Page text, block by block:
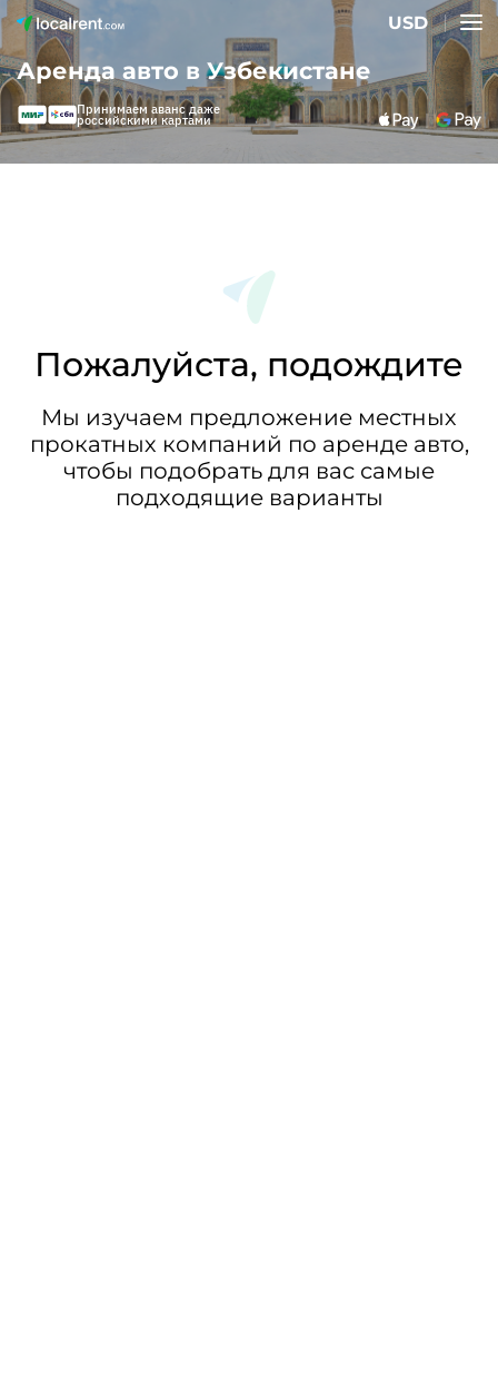
USD
Аренда авто в Узбекистане
Принимаем аванс даже
российскими картами
Пожалуйста, подождите
Мы изучаем предложение местных
прокатных компаний по аренде авто,
чтобы подобрать для вас самые
подходящие варианты